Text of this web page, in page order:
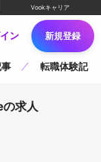
Vookキャリア
ン 新規登録
転職体験記
求人